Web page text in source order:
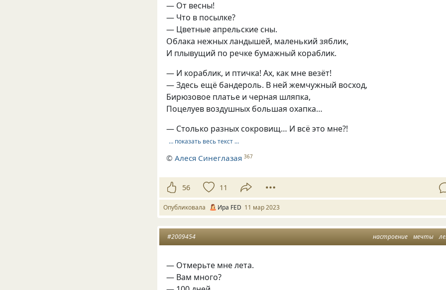
— От весны!
— Что в посылке?
— Цветные апрельские сны.
Облака нежных ландышей, маленький зяблик,
И плывущий по речке бумажный кораблик.
— И кораблик, и птичка! Ах, как мне везёт!
— Здесь ещё бандероль. В ней жемчужный восход,
Бирюзовое платье и черная шляпка,
Поцелуев воздушных большая охапка…
— Столько разных сокровищ… И всё это мне?!
… показать весь текст …
©Алеся Синеглазая 367
56 11
Опубликовала Ира FED 11 мар 2023
настроение мечты
#2009454
— Отмерьте мне лета.
— Вам много?